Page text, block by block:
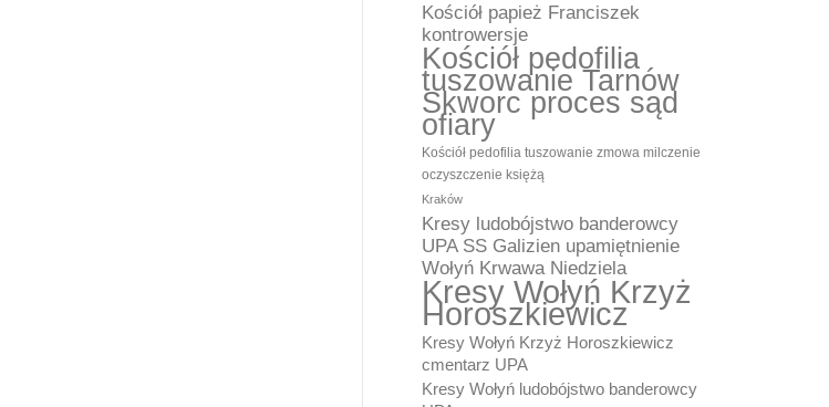
Kościół papież Franciszek
kontrowersje
Kościół pedofilia
tuszowanie Tarnów
Skworc proces sąd
ofiary
Kościół pedofilia tuszowanie zmowa milczenie
oczyszczenie księżą
Kraków
Kresy ludobójstwo banderowcy
UPA SS Galizien upamiętnienie
Wołyń Krwawa Niedziela
Kresy Wołyń Krzyż
Horoszkiewicz
Kresy Wołyń Krzyż Horoszkiewicz
cmentarz UPA
Kresy Wołyń ludobójstwo banderowcy